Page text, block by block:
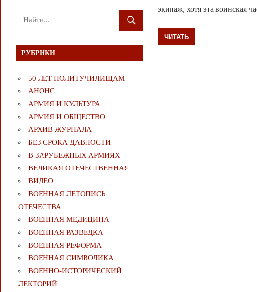
экипаж, хотя эта воинская
ЧИТАТЬ
Поиск
для:
ПОИСК
РУБРИКИ
50 ЛЕТ ПОЛИТУЧИЛИЩАМ
АНОНС
АРМИЯ И КУЛЬТУРА
АРМИЯ И ОБЩЕСТВО
АРХИВ ЖУРНАЛА
БЕЗ СРОКА ДАВНОСТИ
В ЗАРУБЕЖНЫХ АРМИЯХ
ВЕЛИКАЯ ОТЕЧЕСТВЕННАЯ
ВИДЕО
ВОЕННАЯ ЛЕТОПИСЬ
ОТЕЧЕСТВА
ВОЕННАЯ МЕДИЦИНА
ВОЕННАЯ РАЗВЕДКА
ВОЕННАЯ РЕФОРМА
ВОЕННАЯ СИМВОЛИКА
ВОЕННО-ИСТОРИЧЕСКИЙ
ЛЕКТОРИЙ